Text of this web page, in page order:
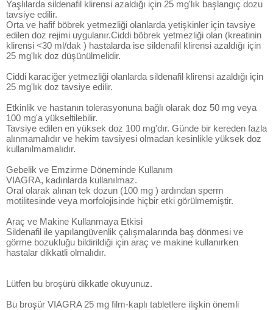
Yaşlılarda sildenafil klirensi azaldığı için 25 mg'lık başlangıç dozu
tavsiye edilir.
Orta ve hafif böbrek yetmezliği olanlarda yetişkinler için tavsiye
edilen doz rejimi uygulanır.Ciddi böbrek yetmezliği olan (kreatinin
klirensi <30 ml/dak ) hastalarda ise sildenafil klirensi azaldığı için
25 mg'lık doz düşünülmelidir.
Ciddi karaciğer yetmezliği olanlarda sildenafil klirensi azaldığı için
25 mg'lık doz tavsiye edilir.
Etkinlik ve hastanın tolerasyonuna bağlı olarak doz 50 mg veya
100 mg'a yükseltilebilir.
Tavsiye edilen en yüksek doz 100 mg'dır. Günde bir kereden fazla
alınmamalıdır ve hekim tavsiyesi olmadan kesinlikle yüksek doz
kullanılmamalıdır.
Gebelik ve Emzirme Döneminde Kullanım
VIAGRA, kadınlarda kullanılmaz.
Oral olarak alınan tek dozun (100 mg ) ardından sperm
motilitesinde veya morfolojisinde hiçbir etki görülmemiştir.
Araç ve Makine Kullanmaya Etkisi
Sildenafil ile yapılangüvenlik çalışmalarında baş dönmesi ve
görme bozukluğu bildirildiği için araç ve makine kullanırken
hastalar dikkatli olmalıdır.
Lütfen bu broşürü dikkatle okuyunuz.
Bu broşür VIAGRA 25 mg film-kaplı tabletlere ilişkin önemli